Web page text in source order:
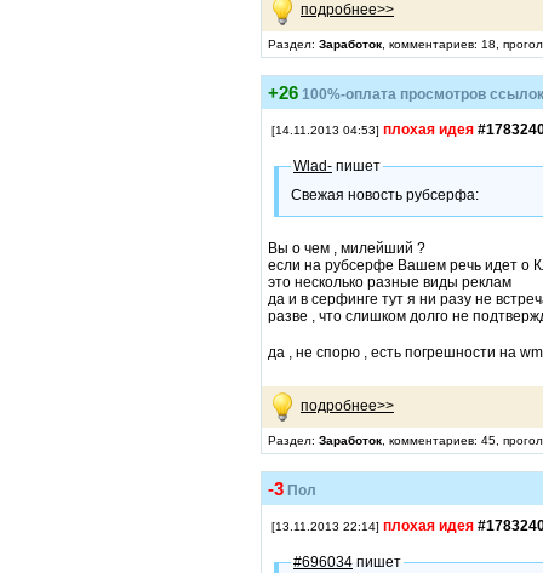
подробнее>>
Раздел: Заработок , комментариев: 18,
+26 100%-оплата просмотров
[14.11.2013 04:53] плохая идея
Wlad- пишет
Свежая новость рубсерфа:
Вы о чем , милейший ?
если на рубсерфе Вашем речь идет о
это несколько разные виды реклам
да и в серфинге тут я ни разу не
разве , что слишком долго не
да , не спорю , есть погрешности на
подробнее>>
Раздел: Заработок , комментариев: 45,
-3 Пол
[13.11.2013 22:14] плохая идея
#696034 пишет